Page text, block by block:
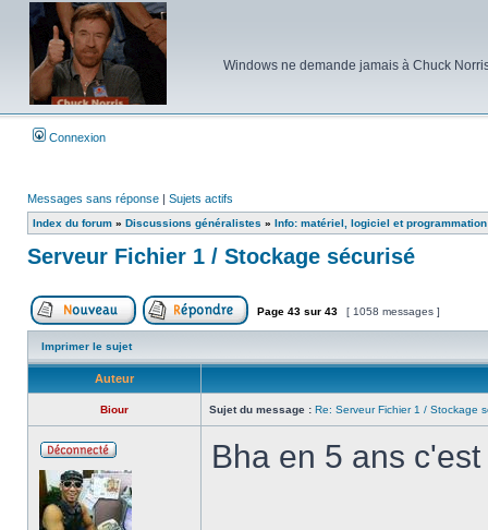
Windows ne demande jamais à Chuck
Connexion
Messages sans réponse | Sujets actifs
Index du forum » Discussions généralistes » Info: matériel, logiciel et programmation
Serveur Fichier 1 / Stockage sécurisé
Poster un nouveau sujetRépondre au sujet
Page 43 sur 43 [ 1058 messages ]
Imprimer le sujet
Auteur
Biour Sujet du message : Re: Serveur Fichier 1 / Stockage
ligne
Bha en 5 ans